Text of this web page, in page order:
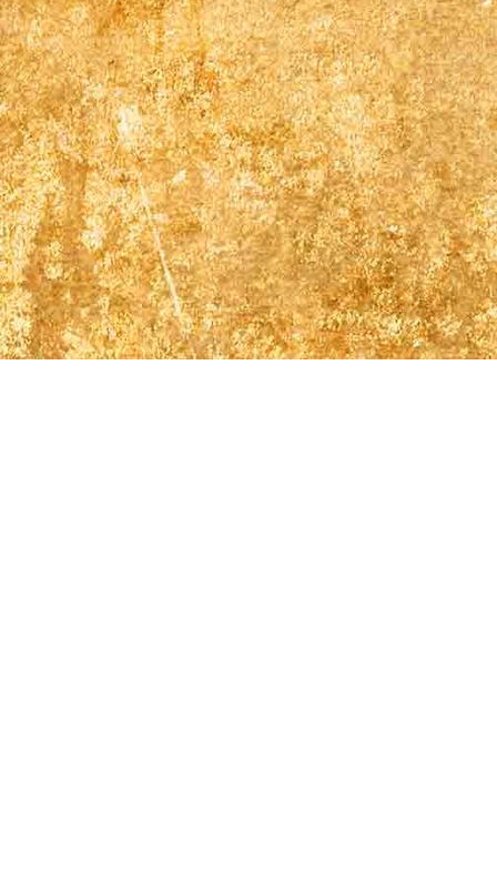
Krystall18